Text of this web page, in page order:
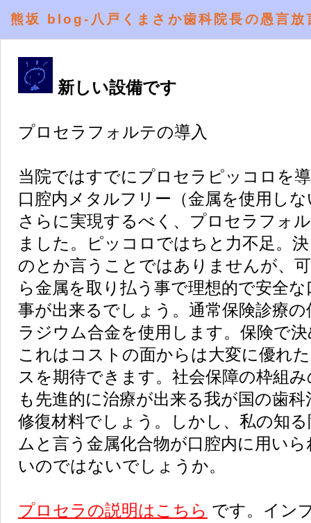
熊坂 blog-八戸くまさか歯科院長の愚言
新しい設備です
プロセラフォルテの導入
当院ではすでにプロセラピッコロを
口腔内メタルフリー（金属を使用し
さらに実現するべく、プロセラフォ
ました。ピッコロではちと力不足。
のとか言うことではありませんが、
ら金属を取り払う事で理想的で安全
事が出来るでしょう。通常保険診療
ラジウム合金を使用します。保険で
これはコストの面からは大変に優れ
スを期待できます。社会保障の枠組
も先進的に治療が出来る我が国の歯
修復材料でしょう。しかし、私の知
ムと言う金属化合物が口腔内に用い
いのではないでしょうか。
プロセラの説明はこちら です。イン